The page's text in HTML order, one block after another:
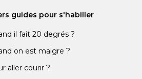
guides pour s'habiller
il fait 20 degrés ?
on est maigre ?
aller courir ?